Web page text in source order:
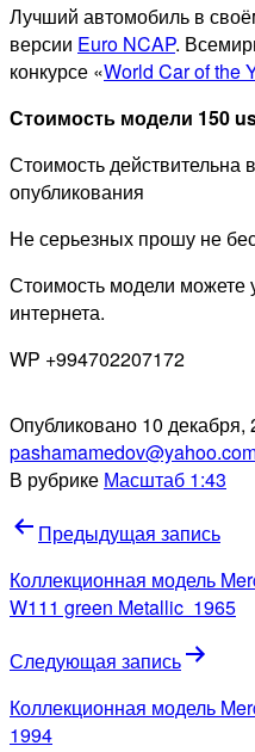
Лучший автомобиль в
версии Euro NCAP.
конкурсе «World Car of the
Стоимость модели 150
Стоимость действительна
опубликования
Не серьезных прошу не
Стоимость модели можете
интернета.
WP +994702207172
Опубликовано 10 декабря,
В рубрике Масштаб 1:43
Навигация
по
записям
Предыдущая запись
Коллекционная модель
W111 green Metallic 1965
Следующая запись
Коллекционная модель
1994